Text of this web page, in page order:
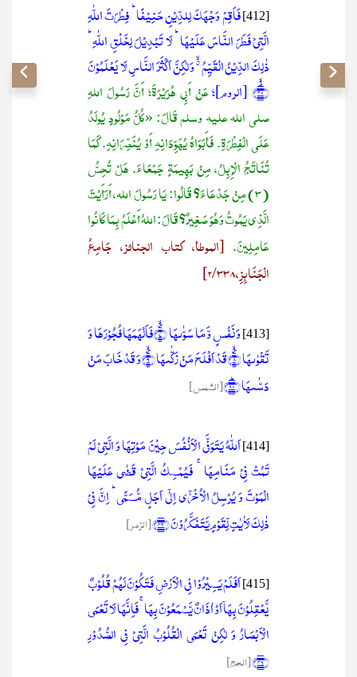
[412]
فَاَقِمۡ وَجۡہَکَ لِلدِّیۡنِ حَنِیۡفًا ؕ فِطۡرَتَ اللّٰہِ
الَّتِیۡ فَطَرَ النَّاسَ عَلَیۡہَا ؕ لَا تَبۡدِیۡلَ لِخَلۡقِ اللّٰہِ ؕ
ذٰلِکَ الدِّیۡنُ الۡقَیِّمُ ٭ۙ وَ لٰکِنَّ اَکۡثَرَ النَّاسِ لَا یَعۡلَمُوۡنَ
﴿٭ۙ۳۰﴾ [الروم]؛عَنْ أَبِي هُرَيْرَةَ؛ أَنَّ رَسُولَ اللهِ
صلى الله عليه وسلم قَالَ: «كُلُّ مَوْلُودٍ يُولَدُ
عَلَى الْفِطْرَةِ. فَأَبَوَاهُ يُهَوِّدَانِهِ أَوْ يُنَصِّرَانِهِ. كَمَا
تُنَاتَجُ الْإِبِلُ، مِنْ بَهِيمَةٍ جَمْعَاءَ. هَلْ تُحِسُّ
(3) مِنْ جَدْعَاءَ؟ قَالُوا: يَا رَسُولَ الله، أَرَأَيْتَ
الَّذِي يَمُوتُ وَهُوَ صَغِيرٌ؟ قَالَ: اللهُ أَعْلَمُ بِمَا كَانُوا
عَامِلِينَ. [الموطأ، كتاب الجنائز، جَامِعُ
الْجَنَائِزِ، 2/338]
[413]
وَ نَفۡسٍ وَّ مَا سَوّٰىہَا ۪ۙ﴿۷﴾فَاَلۡہَمَہَا فُجُوۡرَہَا وَ
تَقۡوٰىہَا ۪ۙ﴿۸﴾قَدۡ اَفۡلَحَ مَنۡ زَکّٰىہَا ۪ۙ﴿۹﴾وَ قَدۡ خَابَ مَنۡ
دَسّٰىہَا ﴿ؕ۱۰﴾ [الشمس]
[414]
اَللّٰہُ یَتَوَفَّی الۡاَنۡفُسَ حِیۡنَ مَوۡتِہَا وَ الَّتِیۡ لَمۡ
تَمُتۡ فِیۡ مَنَامِہَا ۚ فَیُمۡسِکُ الَّتِیۡ قَضٰی عَلَیۡہَا
الۡمَوۡتَ وَ یُرۡسِلُ الۡاُخۡرٰۤی اِلٰۤی اَجَلٍ مُّسَمًّی ؕ اِنَّ فِیۡ
ذٰلِکَ لَاٰیٰتٍ لِّقَوۡمٍ یَّتَفَکَّرُوۡنَ ﴿۴۲﴾ [الزمر]
[415]
اَفَلَمۡ یَسِیۡرُوۡا فِی الۡاَرۡضِ فَتَکُوۡنَ لَہُمۡ قُلُوۡبٌ
یَّعۡقِلُوۡنَ بِہَاۤ اَوۡ اٰذَانٌ یَّسۡمَعُوۡنَ بِہَا ۚ فَاِنَّہَا لَا تَعۡمَی
الۡاَبۡصَارُ وَ لٰکِنۡ تَعۡمَی الۡقُلُوۡبُ الَّتِیۡ فِی الصُّدُوۡرِ
﴿۴۶﴾ [الحج]